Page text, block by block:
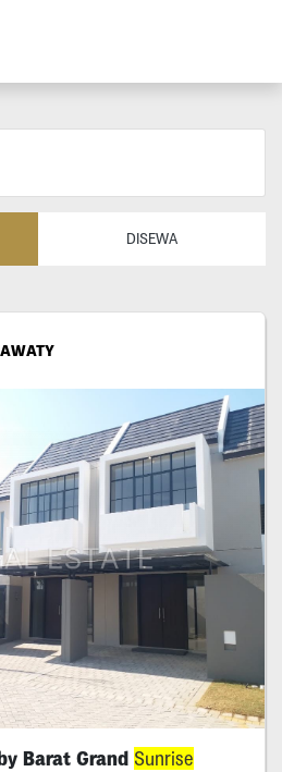
DISEWA
Barat Grand Sunrise